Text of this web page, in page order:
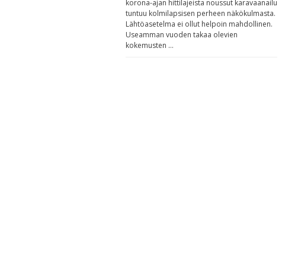
korona-ajan hittilajeista noussut karavaanailu
tuntuu kolmilapsisen perheen näkökulmasta.
Lähtöasetelma ei ollut helpoin mahdollinen.
Useamman vuoden takaa olevien
kokemusten …